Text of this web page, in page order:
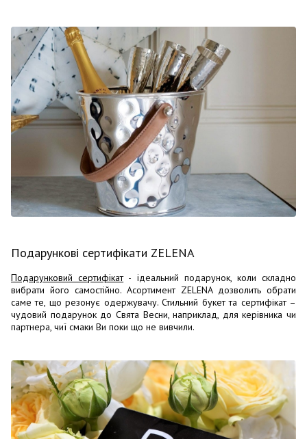
Подарункові сертифікати ZELENA
Подарунковий сертифікат- ідеальний подарунок, коли складно
вибрати його самостійно. Асортимент ZELENA дозволить обрати
саме те, що резонує одержувачу. Стильний букет та сертифікат –
чудовий подарунок до Свята Весни, наприклад, для керівника чи
партнера, чиї смаки Ви поки що не вивчили.